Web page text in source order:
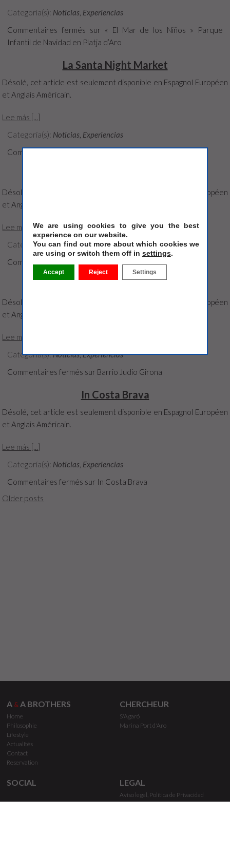
Categoría(s): Noticias Experiencias
Commentaires fermés sur « El Mar de los Niños » Parque
Infantil de Navidad en Platja d’Aro
La Santa Night Market
Désolé, cet article est seulement disponible en Espagnol Européen
et Anglais Américain.
Lee más [...]
Categoría(s): Noticias Experiencias
Commentaires fermés
Désolé, cet article est seulement disponible en Espagnol Européen
et Anglais Américain.
Lee más [...]
Categoría(s):Noticias,Experiencias
Commentaires fermés
Désolé, cet article est seulement disponible en Espagnol Européen
et Anglais Américain.
Lee más [...]
Categoría(s):Noticias,Experiencias
Commentaires fermés sur Barrio Judío Girona
In Costa Brava
Désolé, cet article est seulement disponible en Espagnol Européen
et Anglais Américain.
Lee más [...]
Categoría(s): Noticias Experiencias
Commentaires fermés sur In Costa Brava
Older posts
A & A BROTHERS
Home
Philosophie
Lifestyle
Actualités
Contact
Reservation
CHERCHEUR
S'Agaró
Marina Port d'Aro
SOCIAL LEGAL
Aviso legal, Política de Privacidad
Política de Cookies
We are using cookies to give you the best
experience on our website.
You can find out more about which cookies we
are using or switch them off in settings.
Accept Reject Settings